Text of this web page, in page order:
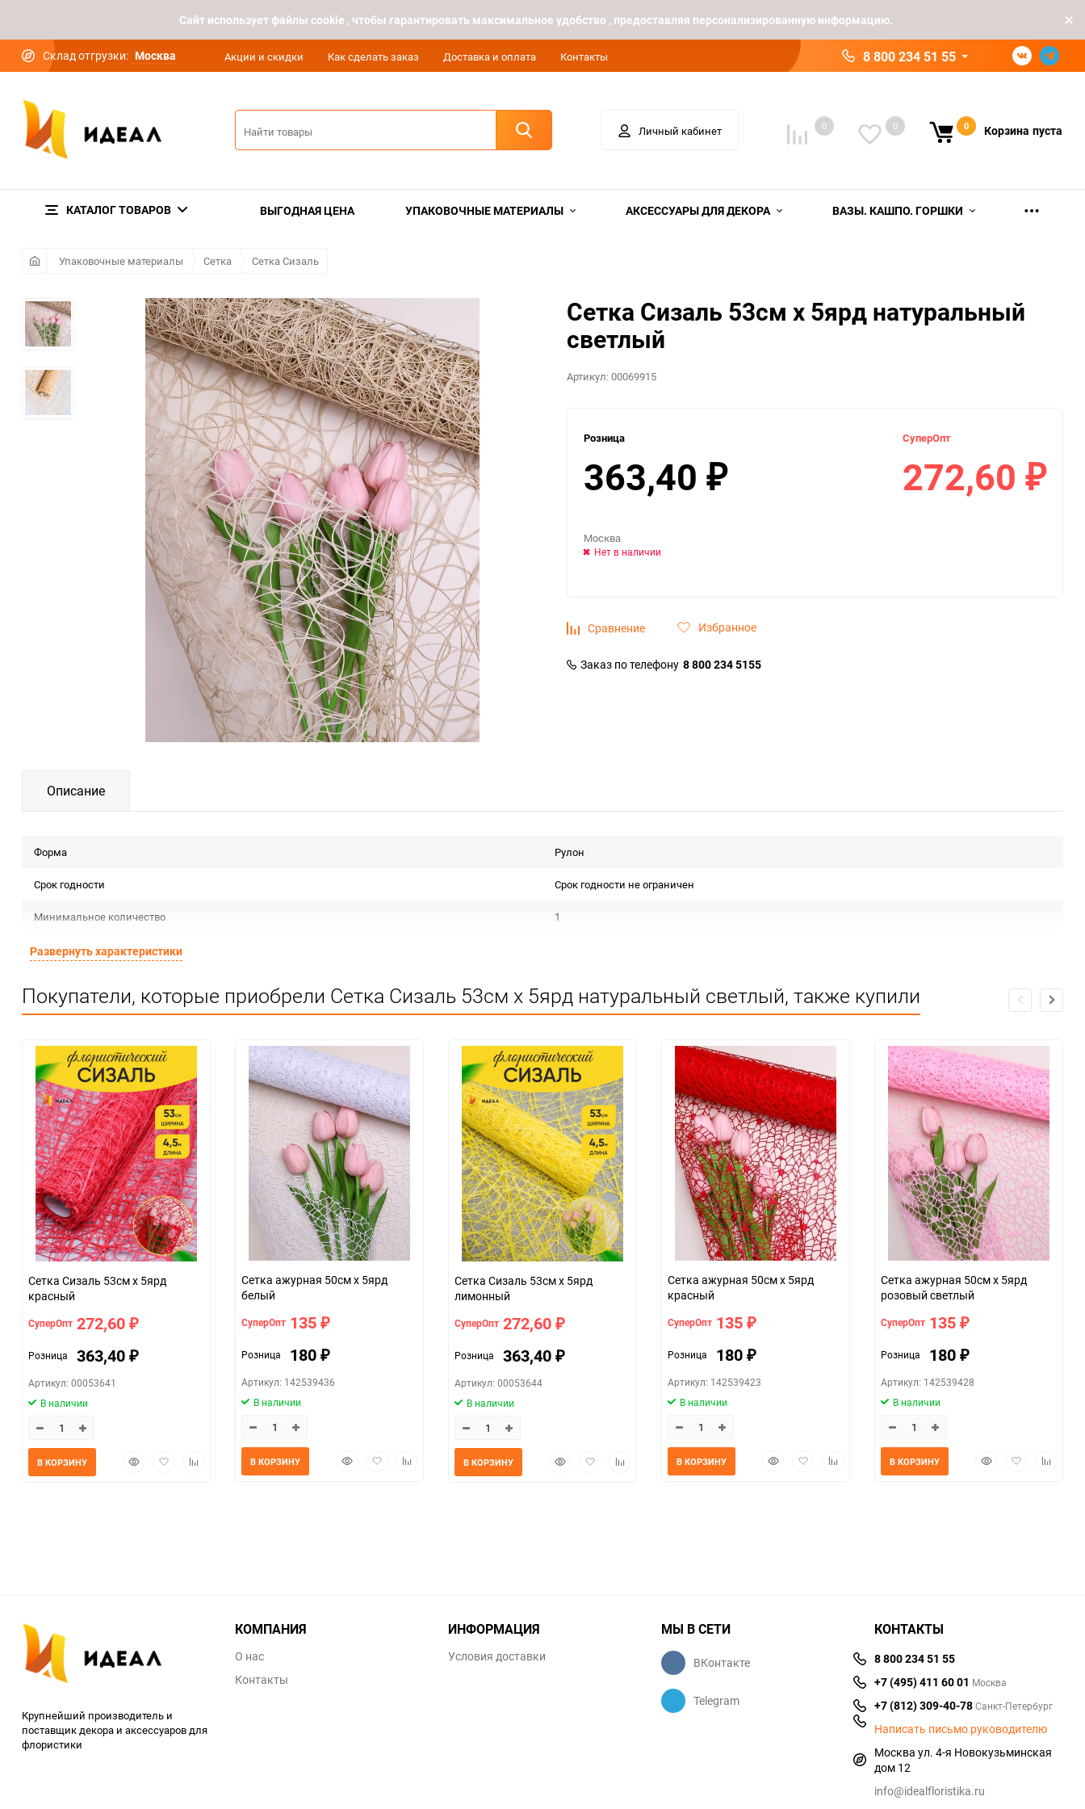
Cайт использует файлы cookie , чтобы гарантировать максимальное удобство , предоставляя персонализированную информацию.
Склад отгрузки: Москва Акции и скидки Как сделать заказ Доставка и оплата Контакты 8 800 234 51 55
Личный кабинет 0 0 0 Корзина пуста
КАТАЛОГ ТОВАРОВ ВЫГОДНАЯ ЦЕНА УПАКОВОЧНЫЕ МАТЕРИАЛЫ АКСЕССУАРЫ ДЛЯ ДЕКОРА ВАЗЫ. КАШПО. ГОРШКИ
Упаковочные материалы Сетка Сетка Сизаль
Сетка Сизаль 53см х 5ярд натуральный
светлый
Артикул:00069915
Розница
363,40 ₽
СуперОпт
272,60 ₽
Москва
Нет в наличии
Сравнение Избранное
Заказ по телефону 8 800 234 5155
Описание
Форма Рулон
Срок годности Срок годности не ограничен
Минимальное количество 1
Количество в коробке
Развернуть характеристики
Покупатели, которые приобрели Сетка Сизаль 53см х 5ярд натуральный светлый, также купили
Сетка Сизаль 53см х 5ярд
красный
СуперОпт 272,60 ₽
Розница 363,40 ₽
Артикул: 00053641
В наличии
БыстрыйДобавитьДобавить
В КОРЗИНУ
Сетка ажурная 50см х 5ярд
белый
СуперОпт 135 ₽
Розница 180 ₽
Артикул: 142539436
В наличии
БыстрыйДобавитьДобавить
В КОРЗИНУ
Сетка Сизаль 53см х 5ярд
лимонный
СуперОпт 272,60 ₽
Розница 363,40 ₽
Артикул: 00053644
В наличии
БыстрыйДобавитьДобавить
В КОРЗИНУ
Сетка ажурная 50см х 5ярд
красный
СуперОпт 135 ₽
Розница 180 ₽
Артикул: 142539423
В наличии
БыстрыйДобавитьДобавить
В КОРЗИНУ
Сетка ажурная 50см х 5ярд
розовый светлый
СуперОпт 135 ₽
Розница 180 ₽
Артикул: 142539428
В наличии
БыстрыйДобавить
В КОРЗИНУ
Крупнейший производитель и
поставщик декора и аксессуаров для
флористики
КОМПАНИЯ
О нас
Контакты
ИНФОРМАЦИЯ
Условия доставки
МЫ В СЕТИ
ВКонтакте
Telegram
КОНТАКТЫ
8 800 234 51 55
+7 (495) 411 60 01 Москва
+7 (812) 309-40-78Санкт-Петербург
Написать письмо руководителю
Москва ул. 4-я Новокузьминская
дом 12
info@idealfloristika.ru